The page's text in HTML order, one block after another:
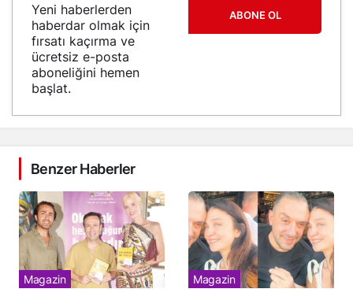
Yeni haberlerden
haberdar olmak için
fırsatı kaçırma ve
ücretsiz e-posta
aboneliğini hemen
başlat.
ABONE OL
Benzer Haberler
Magazin Magazin